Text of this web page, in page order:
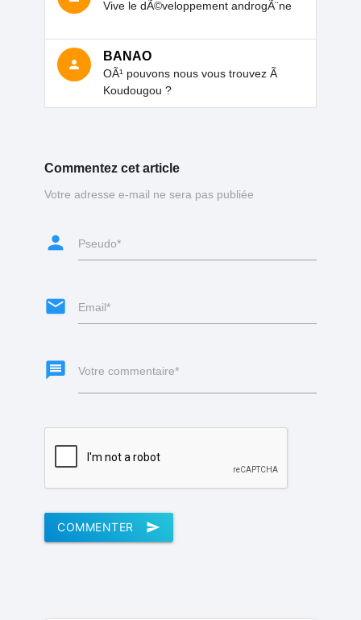
Vive le dÃ©veloppement androgÃ¨ne
person
BANAO
OÃ¹ pouvons nous vous trouvez Ã
Koudougou ?
Commentez cet article
Votre adresse e-mail ne sera pas publiée
person Pseudo*
email Email*
message Votre commentaire*
COMMENTER send